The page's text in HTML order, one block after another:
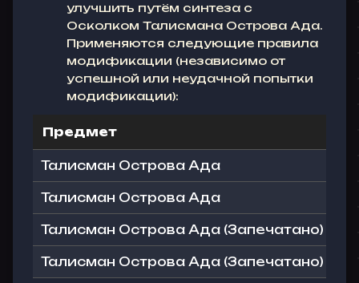
улучшить путём синтеза с
Осколком Талисмана Острова Ада.
Применяются следующие правила
модификации (независимо от
успешной или неудачной попытки
модификации):
Предмет
Талисман Острова Ада
Талисман Острова Ада
Талисман Острова Ада (Запечатано)
Талисман Острова Ада (Запечатано)